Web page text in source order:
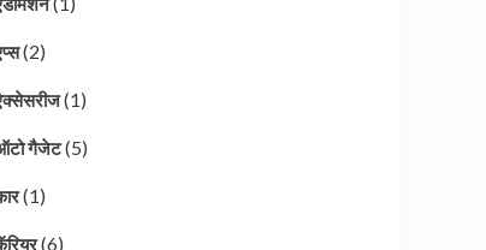
(2)
(1)
गैजेट(5)
(1)
(6)